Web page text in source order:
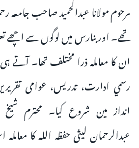
مرحوم مولانا عبدالحمید صاحب جامعہ
تھے۔ اور بنارس میں لوگوں سے
ان کا معاملہ ذرا مختلف تھا۔ آتے
رسمي ادارت، تدريس، عوامی
انداز مین شروع کیا۔ محترم
عبدالرحمان لیثی حفظہ اللہ کا